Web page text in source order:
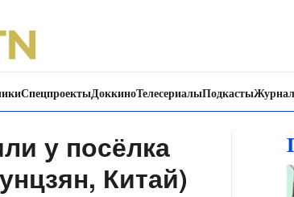
СпецпроектыДоккиноТелесериалыПодкасты
у посёлка
Китай)